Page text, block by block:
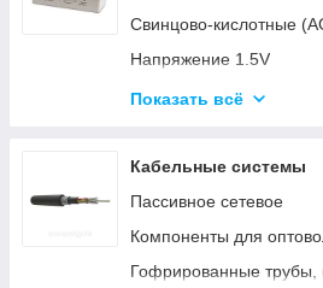
Свинцово-кислотные
Напряжение 1.5V
Напряжение 3V
Напряжение 6V-9V
Напряжение 12V
Аксессуары для
Показать всё
Кабельные системы
Пассивное сетевое
Компоненты для
Гофрированные трубы,